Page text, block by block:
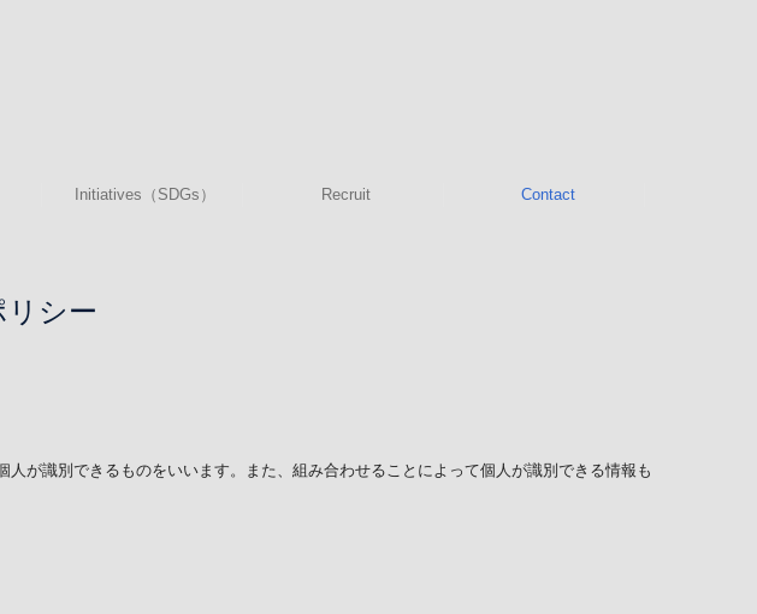
Initiatives（SDGs） Recruit Contact
シー
が識別できるものをいいます。また、組み合わせることによって個人が識別できる情報も